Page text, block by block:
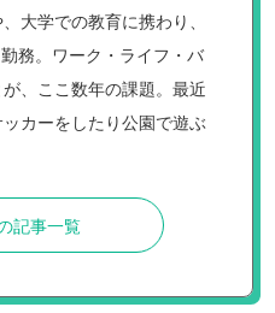
大学での教育に携わり、
務。ワーク・ライフ・バ
、ここ数年の課題。最近
カーをしたり公園で遊ぶ
記事一覧